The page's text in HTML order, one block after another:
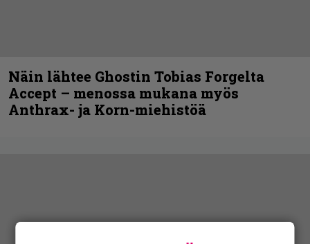
Näin lähtee Ghostin Tobias Forgelta
Accept – menossa mukana myös
Anthrax- ja Korn-miehistöä